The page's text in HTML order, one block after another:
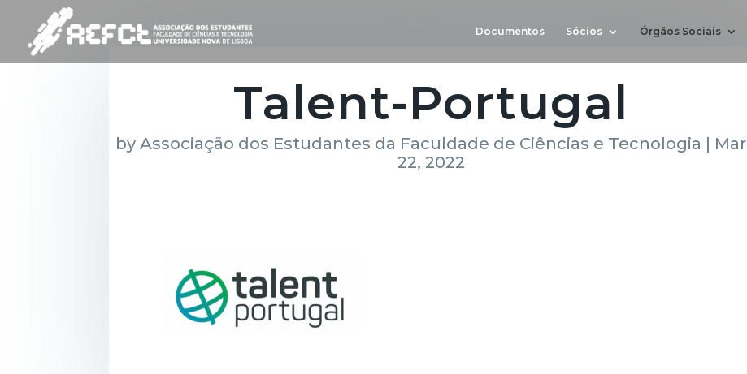
Documentos Sócios Órgãos Sociais
Talent-Portugal
byAssociação dos Estudantes da Faculdade de Ciências e Tecnologia | Mar
22, 2022